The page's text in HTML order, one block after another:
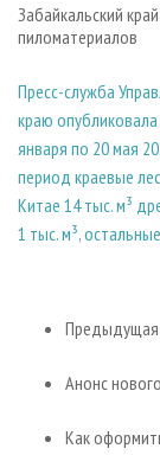
Забайкальский
пиломатериалов
Пресс-служба
краю
января по 20 мая
период краевые
Китае 14 тыс. м³
1 тыс. м³,
Предыдущая
Анонс
Как